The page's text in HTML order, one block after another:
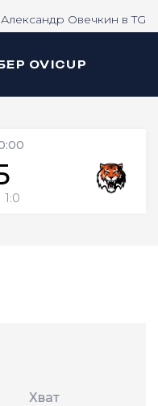
Александр Овечкин в TG
OVICUP
1:0
Хват